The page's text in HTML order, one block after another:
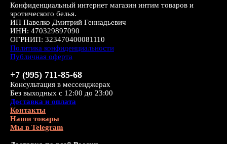
Конфиденциальный интернет магазин интим товаров и
эротического белья.
ИП Павелко Дмитрий Геннадьевич
ИНН: 470329897090
ОГРНИП: 323470400081110
Политика конфиденциальности
Публичная оферта
+7 (995) 711-85-68
Консультация в мессенджерах
Без выходных с 12:00 до 23:00
Доставка и оплата
Контакты
Наши товары
Мы в Telegram